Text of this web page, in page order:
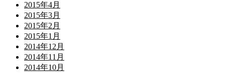
2015年4月
2015年3月
2015年2月
2015年1月
2014年12月
2014年11月
2014年10月